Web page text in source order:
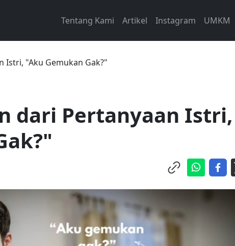
Tentang Kami Artikel Instagram UMKM
Istri, "Aku Gemukan Gak?"
dari Pertanyaan Istri,